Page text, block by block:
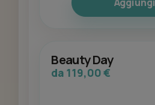
Beauty Day
da 119,00 €